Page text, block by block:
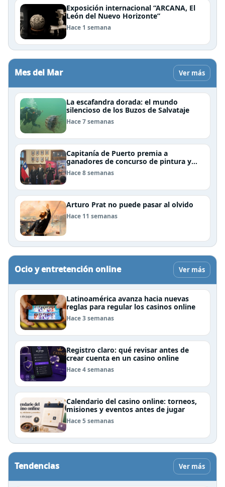
Exposición internacional “ARCANA, El
León del Nuevo Horizonte”
Hace 1 semana
Mes del Mar Ver más
La escafandra dorada: el mundo
silencioso de los Buzos de Salvataje
Hace 7 semanas
Capitanía de Puerto premia a
ganadores de concurso de pintura y
cierra el Mes del Mar en Puerto Natales
Hace 8 semanas
Arturo Prat no puede pasar al olvido
Hace 11 semanas
Ocio y entretención online Ver más
Latinoamérica avanza hacia nuevas
reglas para regular los casinos online
Hace 3 semanas
Registro claro: qué revisar antes de
crear cuenta en un casino online
Hace 4 semanas
Calendario del casino online: torneos,
misiones y eventos antes de jugar
Hace 5 semanas
Tendencias Ver más